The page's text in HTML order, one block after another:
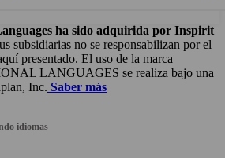
ha sido adquirida por Inspirit
subsidiarias no se responsabilizan por el
presentado. El uso de la marca
LANGUAGES se realiza bajo una
Inc. Saber más
idiomas